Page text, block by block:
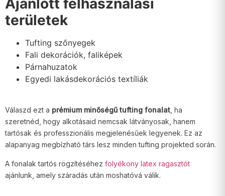
Ajánlott felhasználási
területek
Tufting szőnyegek
Fali dekorációk, faliképek
Párnahuzatok
Egyedi lakásdekorációs textíliák
Válaszd ezt a prémium minőségű tufting fonalat , ha
szeretnéd, hogy alkotásaid nemcsak látványosak, hanem
tartósak és professzionális megjelenésűek legyenek. Ez az
alapanyag megbízható társ lesz minden tufting projekted során.
A fonalak tartós rögzítéséhez folyékony latex ragasztót
ajánlunk, amely száradás után moshatóvá válik.